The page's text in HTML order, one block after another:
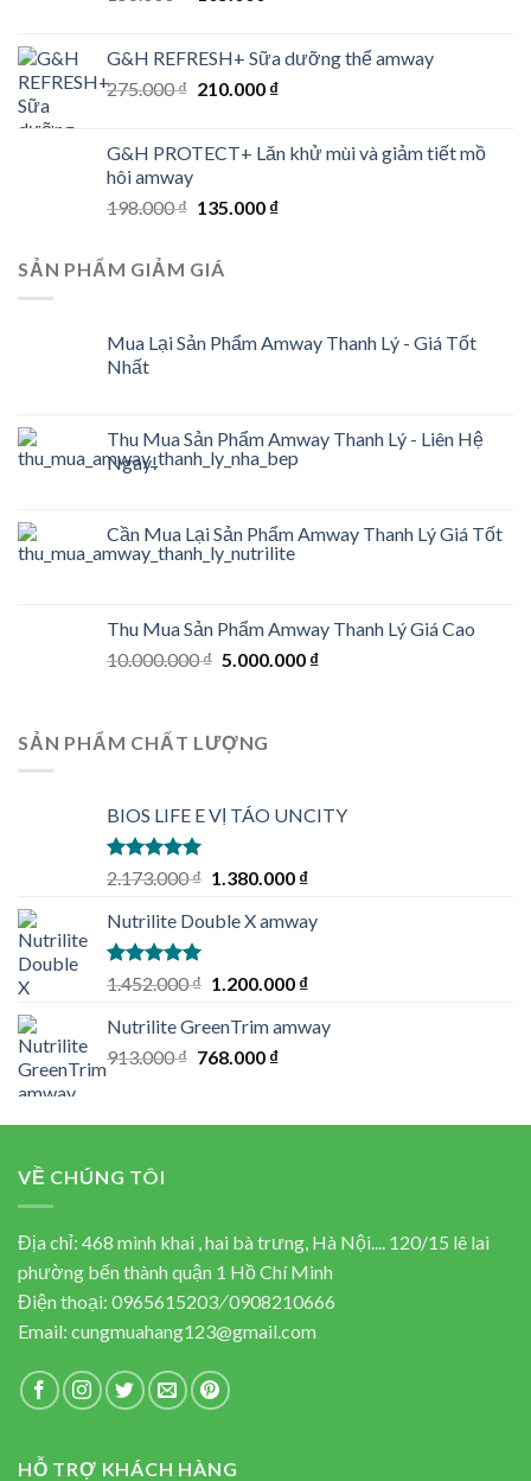
156.000 ₫.105.000 ₫.
G&H REFRESH+ Sữa dưỡng thể amway
275.000₫ Original
275.000 ₫.
210.000 ₫Current
210.000 ₫.
G&H PROTECT+ Lăn khử mùi và giảm tiết mồ
hôi amway
198.000₫ Original
was:
198.000 ₫.
135.000 ₫Current
SẢN PHẨM GIẢM GIÁ
Mua Lại Sản Phẩm Amway Thanh Lý - Giá Tốt
Nhất
Thu Mua Sản Phẩm Amway Thanh Lý - Liên Hệ
Ngay!
Cần Mua Lại Sản Phẩm Amway Thanh Lý Giá Tốt
Thu Mua Sản Phẩm Amway Thanh Lý Giá Cao
10.000.000₫ Original
10.000.000 ₫.
5.000.000 ₫Current
SẢN PHẨM CHẤT LƯỢNG
BIOS LIFE E VỊ TÁO UNCITY
Rated5.00
2.173.000₫ Original
was:
1.380.000 ₫Current
is:
Nutrilite Double X amway
Rated5.00
1.452.000₫ Original
was:
1.452.000 ₫.
1.200.000 ₫Current
is:
Nutrilite GreenTrim amway
913.000₫ Original
913.000 ₫.
768.000 ₫Current
768.000 ₫.
VỀ CHÚNG TÔI
Địa chỉ: 468 minh khai , hai bà trưng, Hà Nội.... 120/15 lê lai
phường bến thành quận 1 Hồ Chí Minh
Điện thoại: 0965615203/0908210666
Email: cungmuahang123@gmail.com
HỖ TRỢ KHÁCH HÀNG